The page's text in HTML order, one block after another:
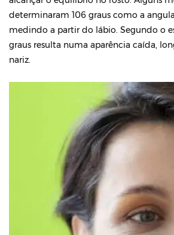
determinaram 106 graus como a
medindo a partir do lábio. Segundo o
graus resulta numa aparência caída,
nariz.